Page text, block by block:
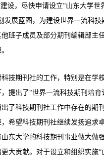
设，尽快申请设立“山东大学世
发展蓝图，为建设世界一流科技
班子成员及部分期刊编辑部主
技期刊社的工作，特别是在学
提出了“世界一流科技期刊培育
了科技期刊社工作中存在的期
希望科技期刊社继续发扬追求
东大学的科技期刊事业做大做
更大贡献。对于设立和组织实施